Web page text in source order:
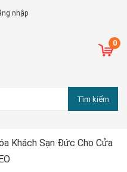
nhập
0
Tìm kiếm
Khách Sạn Đức Cho Cửa